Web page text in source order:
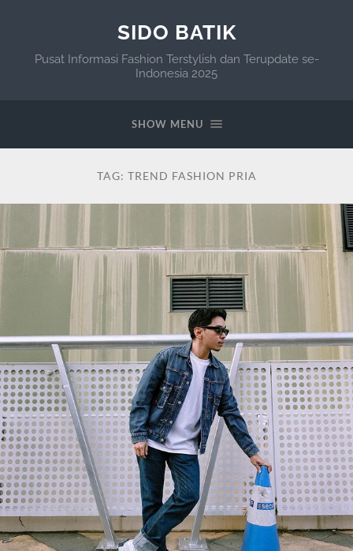
SIDO BATIK
Pusat Informasi Fashion Terstylish dan Terupdate se-
Indonesia 2025
SHOW MENU
TAG: TREND FASHION PRIA